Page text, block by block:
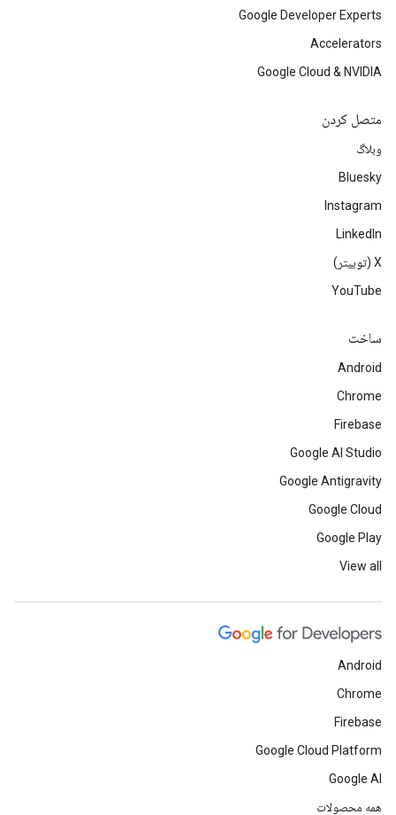
Google Developer Experts
Accelerators
Google Cloud & NVIDIA
متصل کردن
وبلاگ
Bluesky
Instagram
LinkedIn
‫X (توییتر)
YouTube
ساخت
Android
Chrome
Firebase
Google AI Studio
Google Antigravity
Google Cloud
Google Play
View all
Android
Chrome
Firebase
Google Cloud Platform
Google AI
همه محصولات